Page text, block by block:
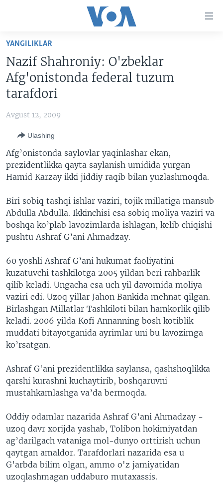
Boshiga
Qidiruvga
o'ting
AMERIKA
MARKAZIY OSIYO
AMERIKA MANZARALARI
XALQARO HAYOT
VASHINGTON CHOYXONASI
MOBIL-SALOM!
VIDEO
IJTIMOIY TARMOQLAR
FACEBOOK
YOUTUBE
INSTAGRAM
ODNOKLASSNIKI
TWITTER
SOUNDCLOUD
INGLIZ TILI DARSLARI
EDITORIAL
Learning English
VOA
YANGILIKLAR
Nazif Shahroniy: O'zbeklar
Afg'onistonda federal tuzum
tarafdori
Avgust 12, 2009
Ulashing
Afg’onistonda saylovlar yaqinlashar ekan,
prezidentlikka qayta saylanish umidida yurgan
Hamid Karzay ikki jiddiy raqib bilan yuzlashmoqda.
Biri sobiq tashqi ishlar vaziri, tojik millatiga mansub
Abdulla Abdulla. Ikkinchisi esa sobiq moliya vaziri va
boshqa ko’plab lavozimlarda ishlagan, kelib chiqishi
pushtu Ashraf G’ani Ahmadzay.
60 yoshli Ashraf G’ani hukumat faoliyatini
kuzatuvchi tashkilotga 2005 yildan beri rahbarlik
qilib keladi. Ungacha esa uch yil davomida moliya
vaziri edi. Uzoq yillar Jahon Bankida mehnat qilgan.
Birlashgan Millatlar Tashkiloti bilan hamkorlik qilib
keladi. 2006 yilda Kofi Annanning bosh kotiblik
muddati bitayotganida ayrimlar uni bu lavozimga
ko’rsatgan.
Ashraf G'ani prezidentlikka saylansa, qashshoqlikka
qarshi kurashni kuchaytirib, boshqaruvni
mustahkamlashga va’da bermoqda.
Oddiy odamlar nazarida Ashraf G’ani Ahmadzay -
uzoq davr xorijda yashab, Tolibon hokimiyatdan
ag’darilgach vataniga mol-dunyo orttirish uchun
qaytgan amaldor. Tarafdorlari nazarida esa u
G’arbda bilim olgan, ammo o'z jamiyatidan
uzoqlashmagan uddaburo mutaxassis.